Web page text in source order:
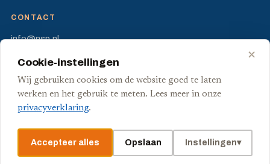
CONTACT
info@nsp.nl
2595 BM Den Haag
© Stichting Nederlandse Sport Pers Privacy VoorwaardenCookies
✕
Cookie-instellingen
Wij gebruiken cookies om de website goed te laten
werken en het gebruik te meten. Lees meer in onze
privacyverklaring.
Accepteer alles Opslaan Instellingen▾